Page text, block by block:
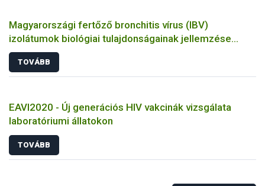
Magyarországi fertőző bronchitis vírus (IBV)
izolátumok biológiai tulajdonságainak jellemzése
állatkísérletes és molekuláris biológiai eszközökkel
TOVÁBB
EAVI2020 - Új generációs HIV vakcinák vizsgálata
laboratóriumi állatokon
TOVÁBB